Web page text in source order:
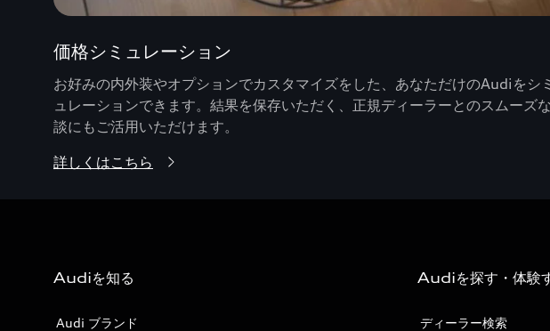
価格シミュレーション
お好みの内外装やオプションでカスタマイズをした、あなただけのAudiをシミ
ュレーションできます。結果を保存いただく、正規ディーラーとのスムーズ
談にもご活用いただけます。
詳しくはこちら
Audiを知る
Audi ブランド
Audiを探す・体験
ディーラー検索